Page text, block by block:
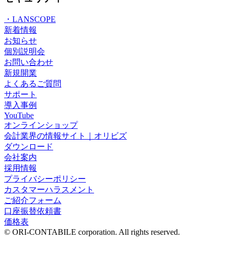
・LANSCOPE
新着情報
お知らせ
個別説明会
お問い合わせ
新規開業
よくあるご質問
サポート
導入事例
YouTube
オンラインショップ
会計業界の情報サイト｜オリビズ
ダウンロード
会社案内
採用情報
プライバシーポリシー
カスタマーハラスメント
ご紹介フォーム
口座振替依頼書
価格表
© ORI-CONTABILE corporation. All rights reserved.